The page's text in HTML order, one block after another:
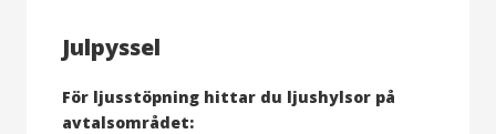
Julpyssel
För ljusstöpning hittar du ljushylsor på
avtalsområdet: